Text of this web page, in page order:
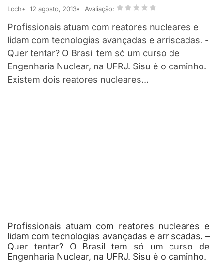
Loch 12 agosto, 2013 Avaliação:
Profissionais atuam com reatores nucleares e
lidam com tecnologias avançadas e arriscadas. -
Quer tentar? O Brasil tem só um curso de
Engenharia Nuclear, na UFRJ. Sisu é o caminho.
Existem dois reatores nucleares...
Profissionais atuam com reatores nucleares e
lidam com tecnologias avançadas e arriscadas. –
Quer tentar? O Brasil tem só um curso de
Engenharia Nuclear, na UFRJ. Sisu é o caminho.